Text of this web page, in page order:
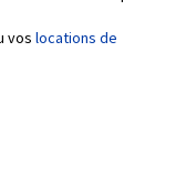
vos locations de